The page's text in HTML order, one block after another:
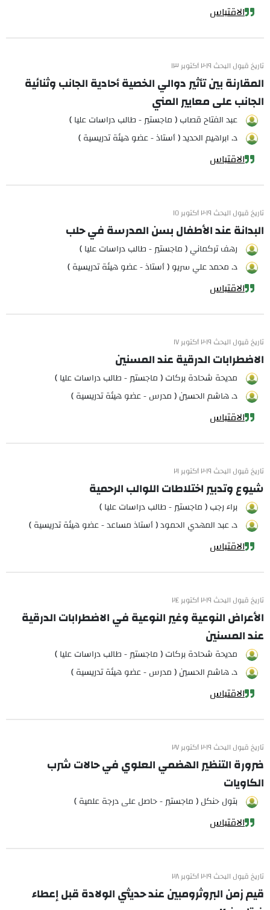
الاقتباس
تاريخ قبول البحث ٢٠١٩ أكتوبر ١٣
المقارنة بين تأثير دوالي الخصية أحادية الجانب وثنائية
الجانب على معايير المني
عبد الفتاح قصاب ( ماجستير - طالب دراسات عليا )
د. ابراهيم الحديد ( أستاذ - عضو هيئة تدريسية )
الاقتباس
تاريخ قبول البحث ٢٠١٩ أكتوبر ١٥
البدانة عند الأطفال بسن المدرسة في حلب
رهف تركماني ( ماجستير - طالب دراسات عليا )
د. محمد علي سريو ( أستاذ - عضو هيئة تدريسية )
الاقتباس
تاريخ قبول البحث ٢٠١٩ أكتوبر ١٧
الاضطرابات الدرقية عند المسنين
مديحة شحادة بركات ( ماجستير - طالب دراسات عليا )
د. هاشم الحسين ( مدرس - عضو هيئة تدريسية )
الاقتباس
تاريخ قبول البحث ٢٠١٩ أكتوبر ٢١
شيوع وتدبير اختلاطات اللوالب الرحمية
براء رجب ( ماجستير - طالب دراسات عليا )
د. عبد المهدي الحمود ( أستاذ مساعد - عضو هيئة تدريسية )
الاقتباس
تاريخ قبول البحث ٢٠١٩ أكتوبر ٢٤
الأعراض النوعية وغير النوعية في الاضطرابات الدرقية
عند المسنين
مديحة شحادة بركات ( ماجستير - طالب دراسات عليا )
د. هاشم الحسين ( مدرس - عضو هيئة تدريسية )
الاقتباس
تاريخ قبول البحث ٢٠١٩ أكتوبر ٢٧
ضرورة التنظير الهضمي العلوي في حالات شرب
الكاويات
بتول حنكل ( ماجستير - حاصل على درجة علمية )
الاقتباس
تاريخ قبول البحث ٢٠١٩ أكتوبر ٢٨
قيم زمن البروثرومبين عند حديثي الولادة قبل إعطاء